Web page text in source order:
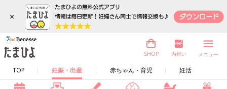
×
TOP 妊娠・出産 赤ちゃん・育児 妊活
SHOP 内祝い メニュー